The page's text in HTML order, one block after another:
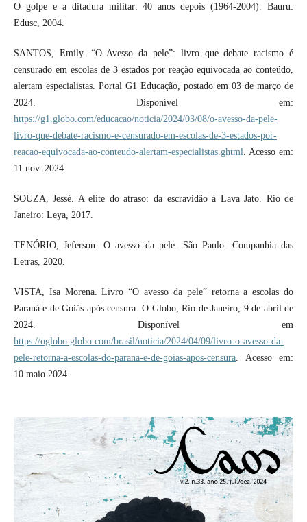
O golpe e a ditadura militar: 40 anos depois (1964-2004). Bauru:
Edusc, 2004.
SANTOS, Emily. “O Avesso da pele”: livro que debate racismo é
censurado em escolas de 3 estados por reação equivocada ao conteúdo,
alertam especialistas. Portal G1 Educação, postado em 03 de março de
2024. Disponível em:
https://g1.globo.com/educacao/noticia/2024/03/08/o-avesso-da-pele-
livro-que-debate-racismo-e-censurado-em-escolas-de-3-estados-por-
reacao-equivocada-ao-conteudo-alertam-especialistas.ghtml. Acesso em:
11 nov. 2024.
SOUZA, Jessé. A elite do atraso: da escravidão à Lava Jato. Rio de
Janeiro: Leya, 2017.
TENÓRIO, Jeferson. O avesso da pele. São Paulo: Companhia das
Letras, 2020.
VISTA, Isa Morena. Livro “O avesso da pele” retorna a escolas do
Paraná e de Goiás após censura. O Globo, Rio de Janeiro, 9 de abril de
2024. Disponível em
https://oglobo.globo.com/brasil/noticia/2024/04/09/livro-o-avesso-da-
pele-retorna-a-escolas-do-parana-e-de-goias-apos-censura. Acesso em:
10 maio 2024.